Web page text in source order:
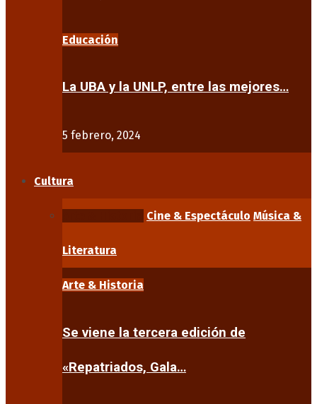
Educación
La UBA y la UNLP, entre las mejores…
5 febrero, 2024
Cultura
Cine & Espectáculo Música &
Literatura
Arte & Historia
Se viene la tercera edición de
«Repatriados, Gala…